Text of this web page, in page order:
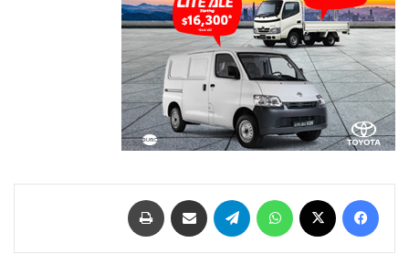
فيسبوك واتساب تيلقرام مشاركة عبر البريد